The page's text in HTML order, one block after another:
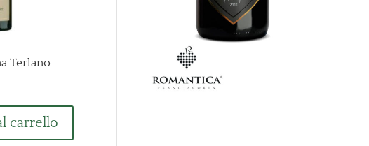
Terlano
carrello